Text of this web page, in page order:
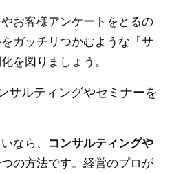
お客様アンケートをとるの
ガッチリつかむような「サ
を図りましょう。
サルティングやセミナーを
なら、 コンサルティングや
の方法です。経営のプロが